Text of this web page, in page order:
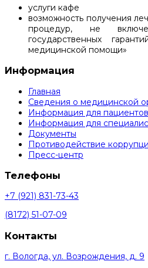
услуги кафе
возможность получения
процедур, не
государственных
медицинской помощи»
Информация
Главная
Сведения о медицинской
Информация для пациентов
Информация для
Документы
Противодействие
Пресс-центр
Телефоны
+7 (921) 831-73-43
(8172) 51-07-09
Контакты
г. Вологда, ул. Возрождения, д. 9